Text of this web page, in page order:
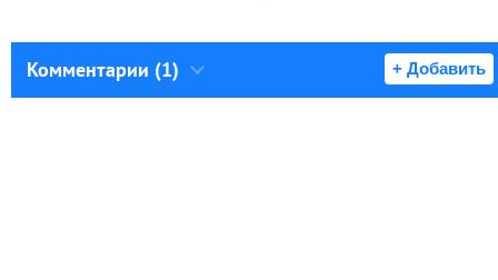
Комментарии (1) + Добавить